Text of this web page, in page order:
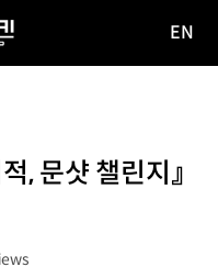
EN
, 문샷 챌린지』